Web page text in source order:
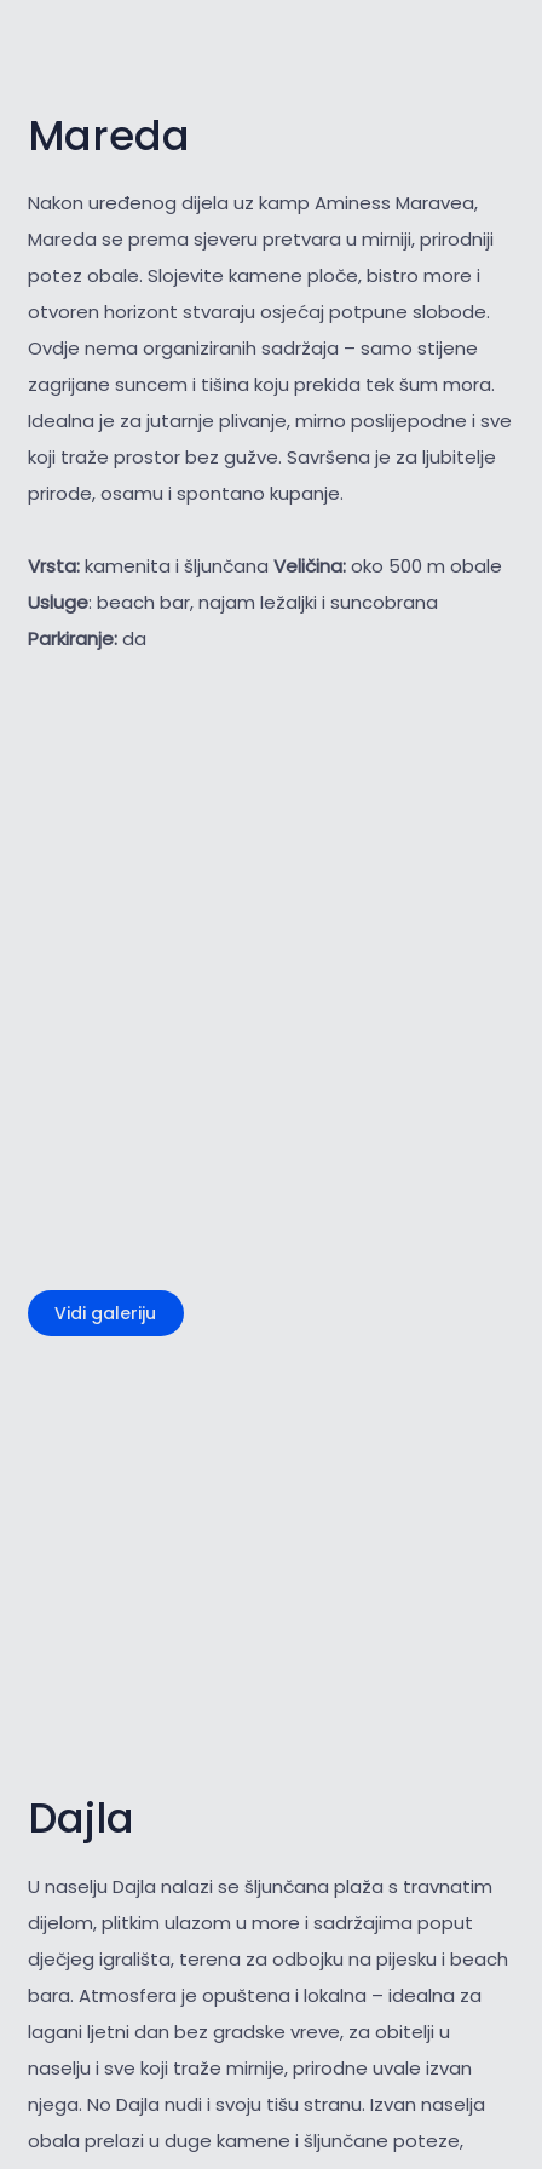
Mareda
Nakon uređenog dijela uz kamp Aminess Maravea,
Mareda se prema sjeveru pretvara u mirniji, prirodniji
potez obale. Slojevite kamene ploče, bistro more i
otvoren horizont stvaraju osjećaj potpune slobode.
Ovdje nema organiziranih sadržaja – samo stijene
zagrijane suncem i tišina koju prekida tek šum mora.
Idealna je za jutarnje plivanje, mirno poslijepodne i sve
koji traže prostor bez gužve. Savršena je za ljubitelje
prirode, osamu i spontano kupanje.
Vrsta:kamenita i šljunčana Veličina:oko 500 m obale
Usluge: beach bar, najam ležaljki i suncobrana
Parkiranje:da
Vidi galeriju
Dajla
U naselju Dajla nalazi se šljunčana plaža s travnatim
dijelom, plitkim ulazom u more i sadržajima poput
dječjeg igrališta, terena za odbojku na pijesku i beach
bara. Atmosfera je opuštena i lokalna – idealna za
lagani ljetni dan bez gradske vreve, za obitelji u
naselju i sve koji traže mirnije, prirodne uvale izvan
njega. No Dajla nudi i svoju tišu stranu. Izvan naselja
obala prelazi u duge kamene i šljunčane poteze,